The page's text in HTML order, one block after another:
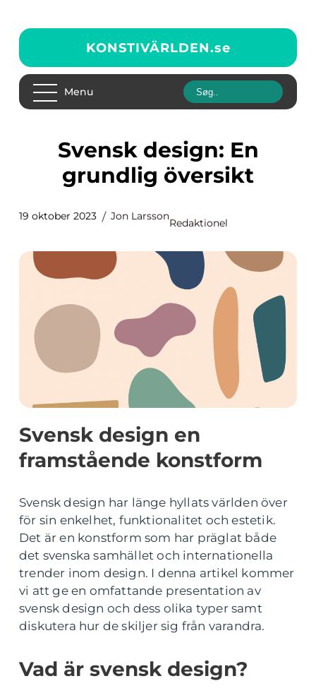
KONSTIVÄRLDEN.se
Menu
Svensk design: En
grundlig översikt
19 oktober 2023 Jon Larsson
Redaktionel
Svensk design en
framstående konstform
Svensk design har länge hyllats världen över
för sin enkelhet, funktionalitet och estetik.
Det är en konstform som har präglat både
det svenska samhället och internationella
trender inom design. I denna artikel kommer
vi att ge en omfattande presentation av
svensk design och dess olika typer samt
diskutera hur de skiljer sig från varandra.
Vad är svensk design?